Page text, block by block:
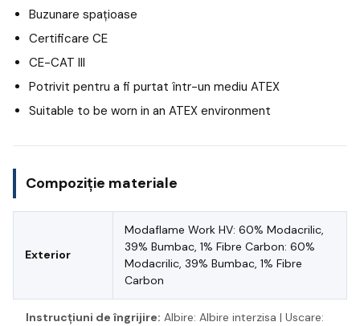
Buzunare spațioase
Certificare CE
CE-CAT III
Potrivit pentru a fi purtat într-un mediu ATEX
Suitable to be worn in an ATEX environment
Compoziție materiale
Exterior
Modaflame Work HV: 60% Modacrilic,
39% Bumbac, 1% Fibre Carbon: 60%
Modacrilic, 39% Bumbac, 1% Fibre
Carbon
Instrucțiuni de îngrijire: Albire: Albire interzisa | Uscare: